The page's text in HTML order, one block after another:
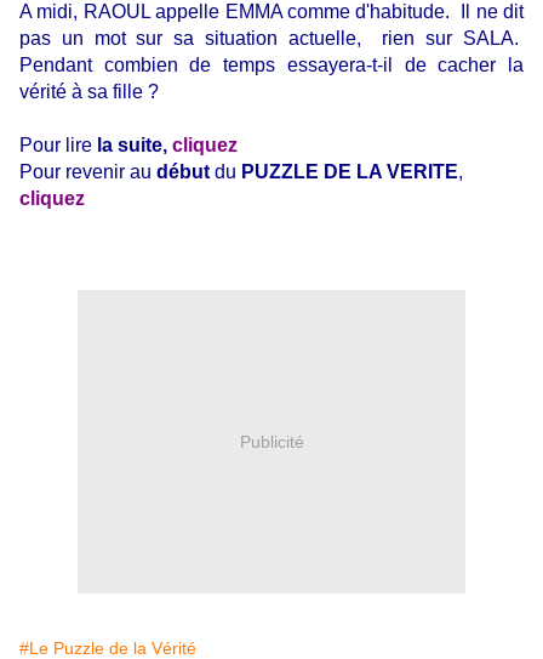
A midi, RAOUL appelle EMMA comme d'habitude. Il ne dit
pas un mot sur sa situation actuelle, rien sur SALA.
Pendant combien de temps essayera-t-il de cacher la
vérité à sa fille ?
Pour lire la suite, cliquez
Pour revenir au début du PUZZLE DE LA VERITE,
cliquez
Publicité
#Le Puzzle de la Vérité